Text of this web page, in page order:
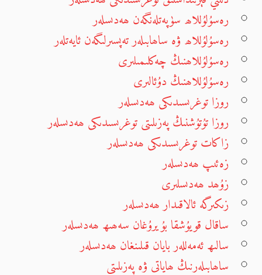
رەسۇلۇللاھ سۈپەتلەنگەن ھەدىسلەر
رەسۇلۇللاھ ۋە ساھابىلەر تەپسىرلىگەن ئايەتلەر
رەسۇلۇللاھنىڭ چەكلىمىلىرى
رەسۇلۇللاھنىڭ دۇئالىرى
روزا توغرىسىدىكى ھەدىسلەر
روزا تۇتۇشنىڭ پەزىلىتى توغرىسىدىكى ھەدىسلەر
زاكات توغرىسىدىكى ھەدىسلەر
زەئىپ ھەدىسلەر
زۇھد ھەدىسلىرى
زىكىرگە ئالاقىدار ھەدىسلەر
ساقال قويۇشقا بۇيرۇغان سەھىھ ھەدىسلەر
سالىھ ئەمەللەر بايان قىلىنغان ھەدىسلەر
ساھابىلەرنىڭ ھاياتى ۋە پەزىلىتى